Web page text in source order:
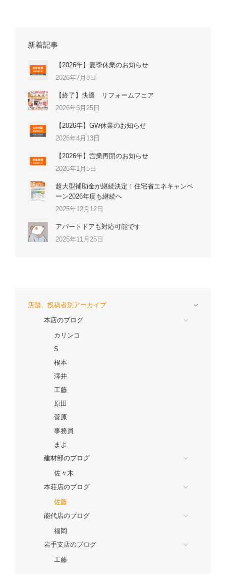
新着記事
【2026年】夏季休業のお知らせ
2026年7月8日
【終了】快適 リフォームフェア
2026年5月25日
【2026年】GW休業のお知らせ
2026年4月13日
【2026年】営業再開のお知らせ
2026年1月5日
超大型補助金が継続決定！住宅省エネキャンペ
ーン2026年度も継続へ
2025年12月12日
アパートドアも対応可能です
2025年11月25日
店舗、投稿者別アーカイブ
本店のブログ
カリンコ
S
根本
澤井
工藤
原田
菅原
事務員
まよ
建材部のブログ
佐々木
本荘店のブログ
佐藤
能代店のブログ
福岡
岩手支店のブログ
工藤